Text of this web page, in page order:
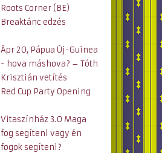
Roots Corner (BE)
Breaktánc edzés
Ápr 20, Pápua Új-Guinea
- hova máshova? – Tóth
Krisztián vetítés
Red Cup Party Opening
Vitaszínház 3.0 Maga
fog segíteni vagy én
fogok segíteni?